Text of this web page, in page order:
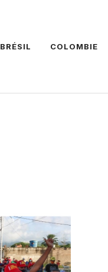
BRÉSIL COLOMBIE